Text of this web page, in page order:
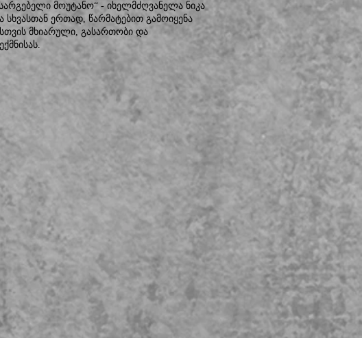
მოუტანო“ - იხელმძღვანელა ნიკა
ერთად, წარმატებით გამოიყენა
მხიარული, გასართობი და